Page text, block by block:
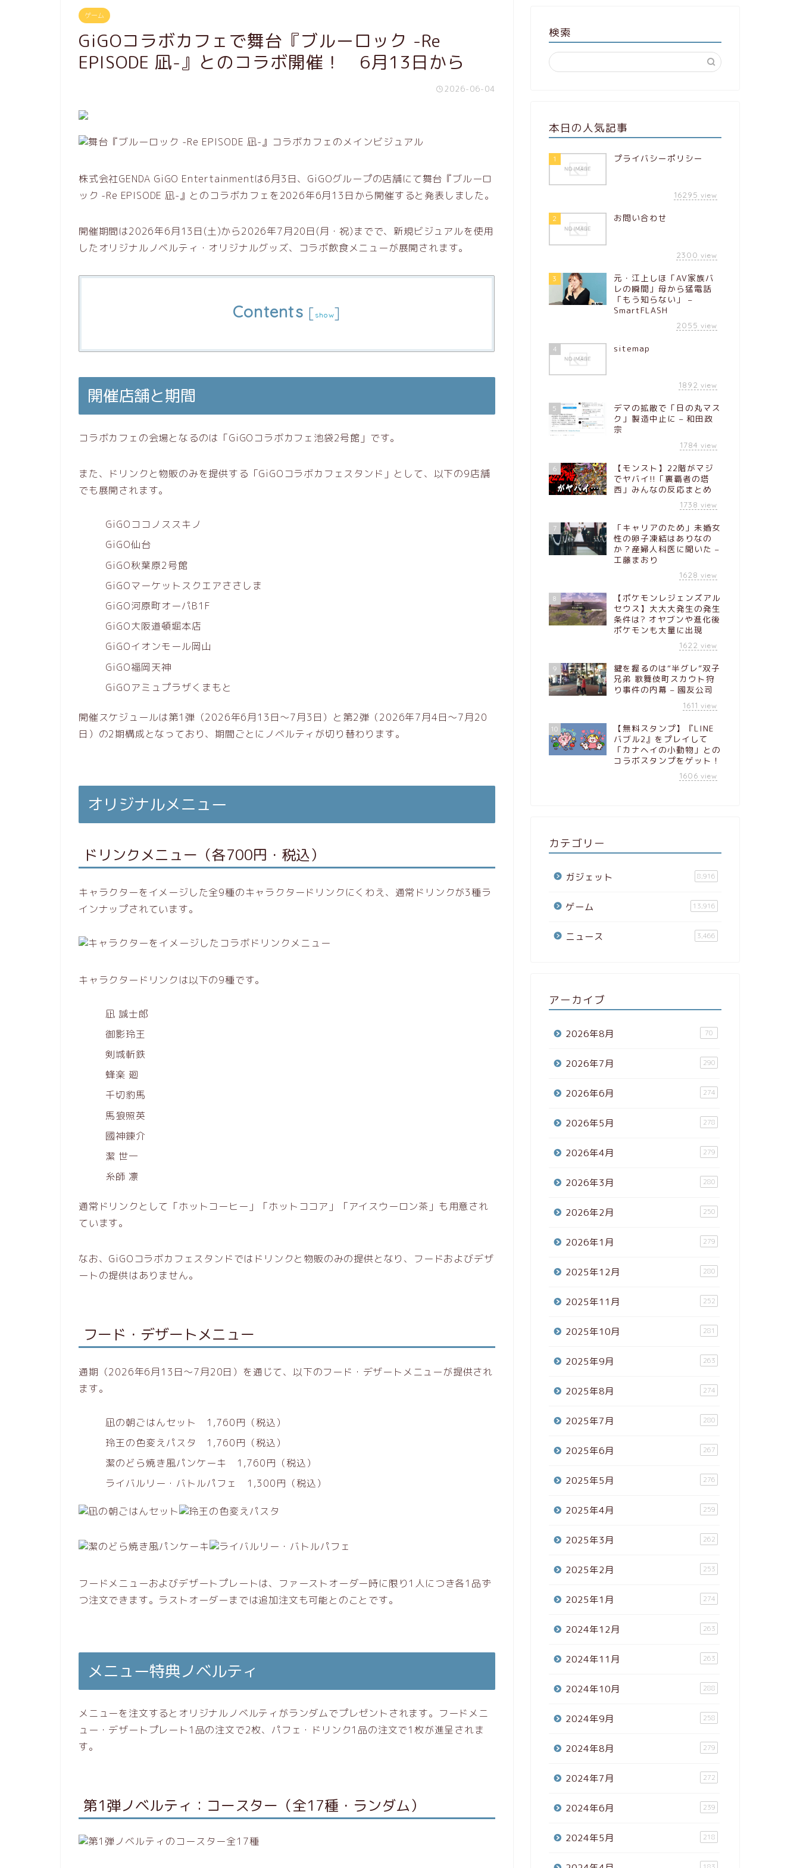
ゲーム
GiGOコラボカフェで舞台『ブルーロック -Re
EPISODE 凪-』とのコラボ開催！ 6月13日から
2026-06-04
株式会社GENDA GiGO Entertainmentは6月3日、GiGOグループの店舗にて舞台『ブルーロ
ック -Re EPISODE 凪-』とのコラボカフェを2026年6月13日から開催すると発表しました。
開催期間は2026年6月13日(土)から2026年7月20日(月・祝)までで、新規ビジュアルを使用
したオリジナルノベルティ・オリジナルグッズ、コラボ飲食メニューが展開されます。
Contents [ show]
開催店舗と期間
コラボカフェの会場となるのは「GiGOコラボカフェ池袋2号館」です。
また、ドリンクと物販のみを提供する「GiGOコラボカフェスタンド」として、以下の9店舗
でも展開されます。
GiGOココノススキノ
GiGO仙台
GiGO秋葉原2号館
GiGOマーケットスクエアささしま
GiGO河原町オーパB1F
GiGO大阪道頓堀本店
GiGOイオンモール岡山
GiGO福岡天神
GiGOアミュプラザくまもと
開催スケジュールは第1弾（2026年6月13日〜7月3日）と第2弾（2026年7月4日〜7月20
日）の2期構成となっており、期間ごとにノベルティが切り替わります。
オリジナルメニュー
ドリンクメニュー（各700円・税込）
キャラクターをイメージした全9種のキャラクタードリンクにくわえ、通常ドリンクが3種ラ
インナップされています。
キャラクタードリンクは以下の9種です。
凪 誠士郎
御影玲王
剣城斬鉄
蜂楽 廻
千切豹馬
馬狼照英
國神錬介
潔 世一
糸師 凛
通常ドリンクとして「ホットコーヒー」「ホットココア」「アイスウーロン茶」も用意され
ています。
なお、GiGOコラボカフェスタンドではドリンクと物販のみの提供となり、フードおよびデザ
ートの提供はありません。
フード・デザートメニュー
通期（2026年6月13日〜7月20日）を通じて、以下のフード・デザートメニューが提供され
ます。
凪の朝ごはんセット 1,760円（税込）
玲王の色変えパスタ 1,760円（税込）
潔のどら焼き風パンケーキ 1,760円（税込）
ライバルリー・バトルパフェ 1,300円（税込）
フードメニューおよびデザートプレートは、ファーストオーダー時に限り1人につき各1品ず
つ注文できます。ラストオーダーまでは追加注文も可能とのことです。
メニュー特典ノベルティ
メニューを注文するとオリジナルノベルティがランダムでプレゼントされます。フードメニ
ュー・デザートプレート1品の注文で2枚、パフェ・ドリンク1品の注文で1枚が進呈されま
す。
第1弾ノベルティ：コースター（全17種・ランダム）
検索
本日の人気記事
1 プライバシーポリシー
16295 view
2 お問い合わせ
2300 view
3
元・江上しほ「AV家族バ
レの瞬間」母から猛電話
「もう知らない」 –
SmartFLASH
2055 view
4 sitemap
1892 view
5
デマの拡散で「日の丸マス
ク」製造中止に – 和田政
宗
1784 view
6
【モンスト】22階がマジ
でヤバイ!!「裏覇者の塔
西」みんなの反応まとめ
1738 view
7
「キャリアのため」未婚女
性の卵子凍結はありなの
か？産婦人科医に聞いた –
工藤まおり
1628 view
8
【ポケモンレジェンズアル
セウス】大大大発生の発生
条件は? オヤブンや進化後
ポケモンも大量に出現
1622 view
9
鍵を握るのは“半グレ”双子
兄弟 歌舞伎町スカウト狩
り事件の内幕 – 國友公司
1611 view
10
【無料スタンプ】『LINE
バブル2』をプレイして
「カナヘイの小動物」との
コラボスタンプをゲット！
1606 view
カテゴリー
ガジェット 8,916
ゲーム 13,916
ニュース 3,466
アーカイブ
2026年8月 70
2026年7月 290
2026年6月 274
2026年5月 278
2026年4月 279
2026年3月 280
2026年2月 250
2026年1月 279
2025年12月 280
2025年11月 252
2025年10月 281
2025年9月 263
2025年8月 274
2025年7月 280
2025年6月 267
2025年5月 276
2025年4月 259
2025年3月 262
2025年2月 253
2025年1月 274
2024年12月 263
2024年11月 263
2024年10月 288
2024年9月 258
2024年8月 279
2024年7月 272
2024年6月 239
2024年5月 218